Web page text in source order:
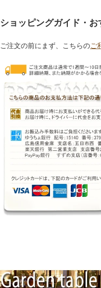
ショッピングガイド・
ご注文の前にまず、こちらのご